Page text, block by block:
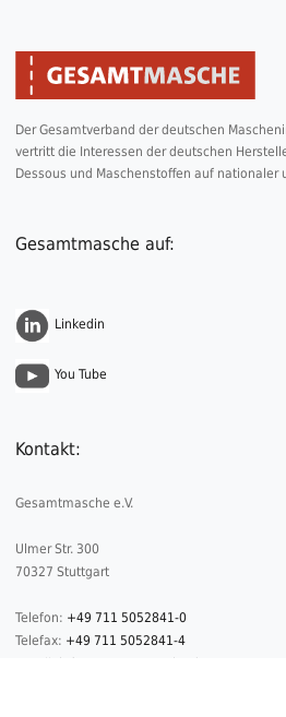
Der Gesamtverband der deutschen
vertritt die Interessen der deutschen
Dessous und Maschenstoffen auf nationaler
Gesamtmasche auf:
Linkedin
You Tube
Kontakt:
Gesamtmasche e.V.
Ulmer Str. 300
70327 Stuttgart
Telefon: +49 711 5052841-0
Telefax: +49 711 5052841-4
E-Mail:
info@gesamtmasche.de